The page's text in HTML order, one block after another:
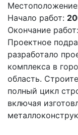
Начало работ:
Окончание работ:
Проектное
разработало
комплекса в
область.
полный цикл
включая